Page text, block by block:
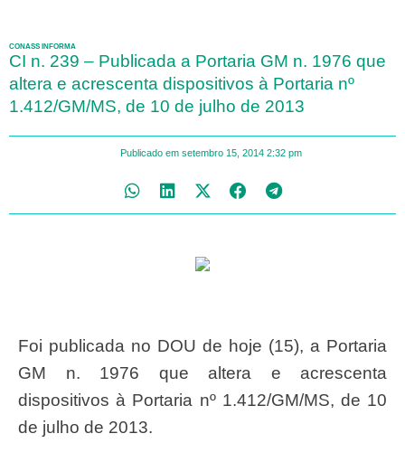
CONASS INFORMA
CI n. 239 – Publicada a Portaria GM n. 1976 que
altera e acrescenta dispositivos à Portaria nº
1.412/GM/MS, de 10 de julho de 2013
Publicado em setembro 15, 2014 2:32 pm
Foi publicada no DOU de hoje (15), a Portaria
GM n. 1976 que altera e acrescenta
dispositivos à Portaria nº 1.412/GM/MS, de 10
de julho de 2013.